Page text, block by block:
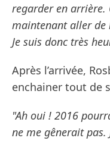
regarder en arrière.
maintenant aller de
Je suis donc très
Après l’arrivée,
enchainer tout de
"Ah oui ! 2016
ne me gênerait